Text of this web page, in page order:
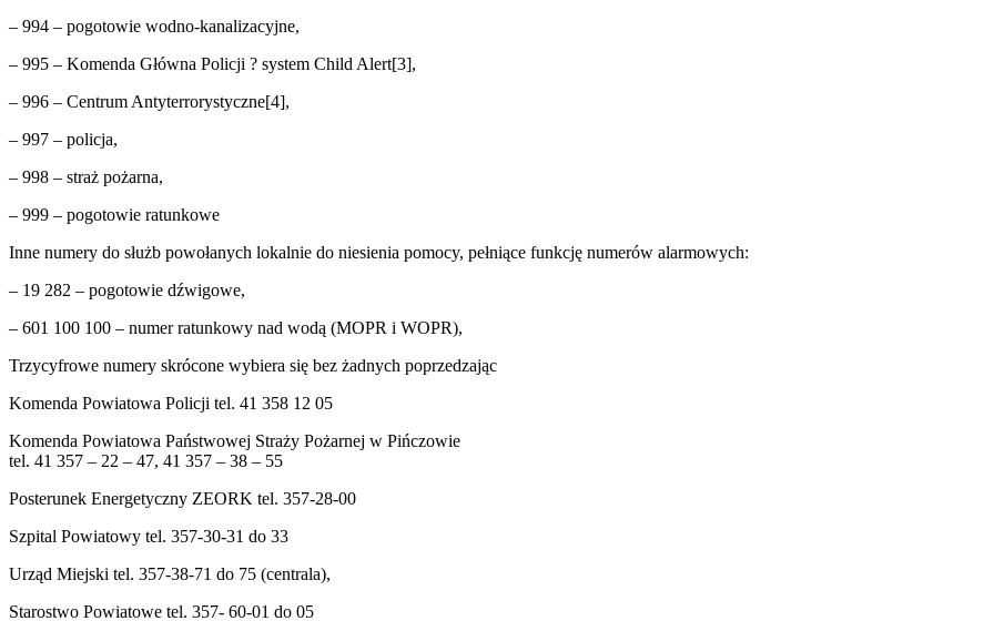
– 994 – pogotowie wodno-kanalizacyjne,
– 995 – Komenda Główna Policji ? system Child Alert[3],
– 996 – Centrum Antyterrorystyczne[4],
– 997 – policja,
– 998 – straż pożarna,
– 999 – pogotowie ratunkowe
Inne numery do służb powołanych lokalnie do niesienia pomocy, pełniące funkcję numerów alarmowych:
– 19 282 – pogotowie dźwigowe,
– 601 100 100 – numer ratunkowy nad wodą (MOPR i WOPR),
Trzycyfrowe numery skrócone wybiera się bez żadnych poprzedzając
Komenda Powiatowa Policji tel. 41 358 12 05
Komenda Powiatowa Państwowej Straży Pożarnej w Pińczowie
tel. 41 357 – 22 – 47, 41 357 – 38 – 55
Posterunek Energetyczny ZEORK tel. 357-28-00
Szpital Powiatowy tel. 357-30-31 do 33
Urząd Miejski tel. 357-38-71 do 75 (centrala),
Starostwo Powiatowe tel. 357- 60-01 do 05